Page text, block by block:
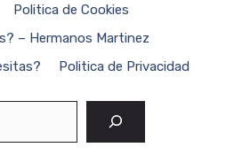
Politica de Cookies
– Hermanos Martinez
Politica de Privacidad